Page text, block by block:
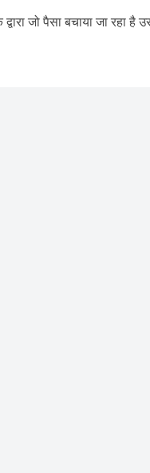
जो पैसा बचाया जा रहा